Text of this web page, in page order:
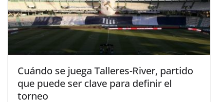
Cuándo se juega Talleres-River, partido
que puede ser clave para definir el
torneo